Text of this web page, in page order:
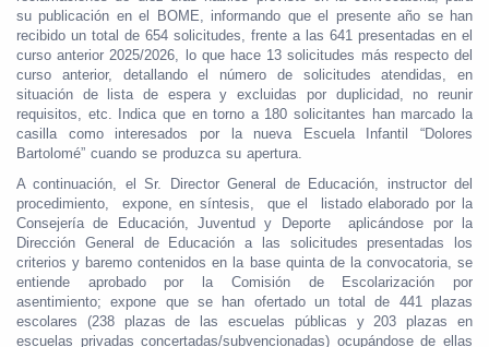
su publicación en el BOME, informando que el presente año se han
recibido un total de 654 solicitudes, frente a las 641 presentadas en el
curso anterior 2025/2026, lo que hace 13 solicitudes más respecto del
curso anterior, detallando el número de solicitudes atendidas, en
situación de lista de espera y excluidas por duplicidad, no reunir
requisitos, etc. Indica que en torno a 180 solicitantes han marcado la
casilla como interesados por la nueva Escuela Infantil “Dolores
Bartolomé” cuando se produzca su apertura.
A continuación, el Sr. Director General de Educación, instructor del
procedimiento, expone, en síntesis, que el listado elaborado por la
Consejería de Educación, Juventud y Deporte aplicándose por la
Dirección General de Educación a las solicitudes presentadas los
criterios y baremo contenidos en la base quinta de la convocatoria, se
entiende aprobado por la Comisión de Escolarización por
asentimiento; expone que se han ofertado un total de 441 plazas
escolares (238 plazas de las escuelas públicas y 203 plazas en
escuelas privadas concertadas/subvencionadas) ocupándose de ellas